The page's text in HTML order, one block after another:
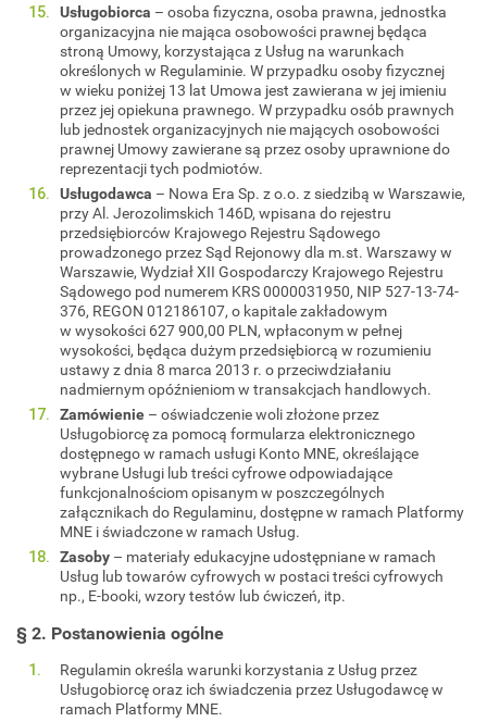
Usługobiorca – osoba fizyczna, osoba prawna, jednostka
organizacyjna nie mająca osobowości prawnej będąca
stroną Umowy, korzystająca z Usług na warunkach
określonych w Regulaminie. W przypadku osoby fizycznej
w wieku poniżej 13 lat Umowa jest zawierana w jej imieniu
przez jej opiekuna prawnego. W przypadku osób prawnych
lub jednostek organizacyjnych nie mających osobowości
prawnej Umowy zawierane są przez osoby uprawnione do
reprezentacji tych podmiotów.
Usługodawca – Nowa Era Sp. z o.o. z siedzibą w Warszawie,
przy Al. Jerozolimskich 146D, wpisana do rejestru
przedsiębiorców Krajowego Rejestru Sądowego
prowadzonego przez Sąd Rejonowy dla m.st. Warszawy w
Warszawie, Wydział XII Gospodarczy Krajowego Rejestru
Sądowego pod numerem KRS 0000031950, NIP 527-13-74-
376, REGON 012186107, o kapitale zakładowym
w wysokości 627 900,00 PLN, wpłaconym w pełnej
wysokości, będąca dużym przedsiębiorcą w rozumieniu
ustawy z dnia 8 marca 2013 r. o przeciwdziałaniu
nadmiernym opóźnieniom w transakcjach handlowych.
Zamówienie – oświadczenie woli złożone przez
Usługobiorcę za pomocą formularza elektronicznego
dostępnego w ramach usługi Konto MNE, określające
wybrane Usługi lub treści cyfrowe odpowiadające
funkcjonalnościom opisanym w poszczególnych
załącznikach do Regulaminu, dostępne w ramach Platformy
MNE i świadczone w ramach Usług.
Zasoby – materiały edukacyjne udostępniane w ramach
Usług lub towarów cyfrowych w postaci treści cyfrowych
np., E-booki, wzory testów lub ćwiczeń, itp.
§ 2. Postanowienia ogólne
Regulamin określa warunki korzystania z Usług przez
Usługobiorcę oraz ich świadczenia przez Usługodawcę w
ramach Platformy MNE.